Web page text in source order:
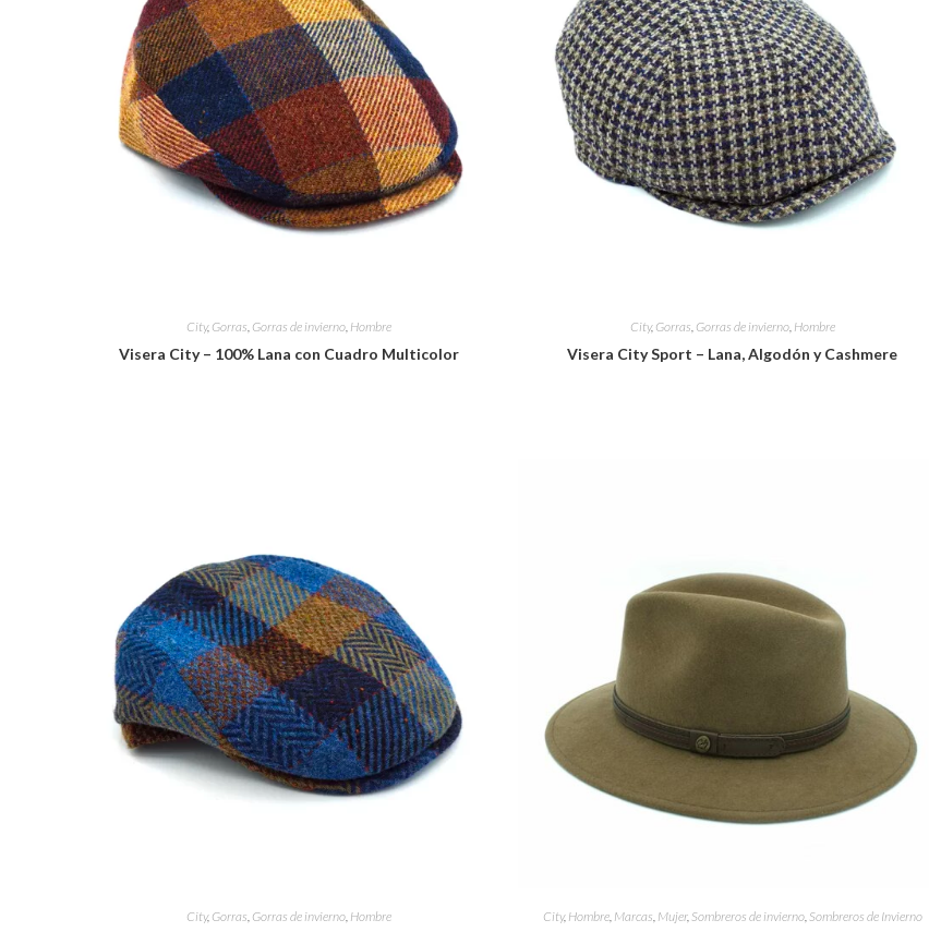
City, Gorras, Gorras de invierno, Hombre
Visera City – 100% Lana con Cuadro Multicolor
City, Gorras, Gorras de invierno, Hombre
Visera City Sport – Lana, Algodón y Cashmere
City, Gorras Gorras de invierno Hombre City, Hombre, Marcas Mujer, Sombreros de invierno, Sombreros de Invierno